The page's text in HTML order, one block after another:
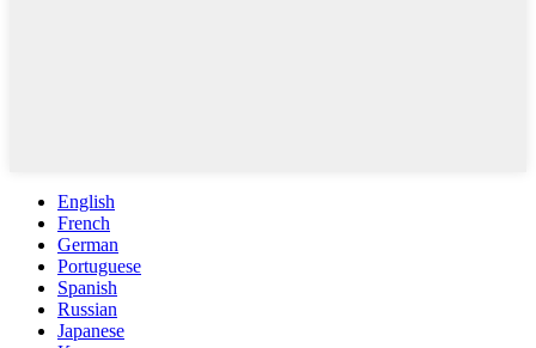
English
French
German
Portuguese
Spanish
Russian
Japanese